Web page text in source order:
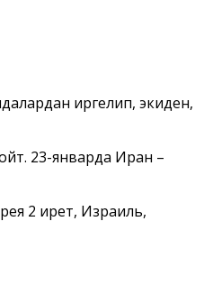
иргелип, экиден,
23-январда Иран –
2 ирет, Израиль,